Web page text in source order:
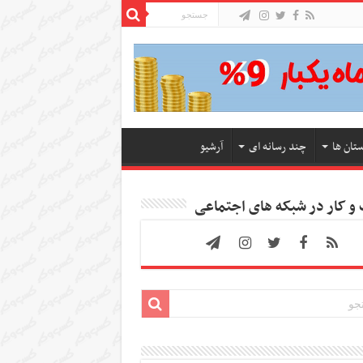
ها چند رسانه ای آرشیو
کار در شبکه های اجتماعی